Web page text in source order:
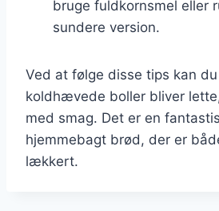
bruge fuldkornsmel eller
sundere version.
Ved at følge disse tips kan
koldhævede boller bliver
med smag. Det er en
hjemmebagt brød, der er
lækkert.